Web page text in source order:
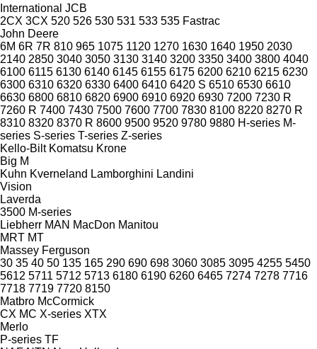
International JCB
2CX 3CX 520 526 530 531 533 535 Fastrac
John Deere
6M 6R 7R 810 965 1075 1120 1270 1630 1640 1950 2030
2140 2850 3040 3050 3130 3140 3200 3350 3400 3800 4040
6100 6115 6130 6140 6145 6155 6175 6200 6210 6215 6230
6300 6310 6320 6330 6400 6410 6420 S 6510 6530 6610
6630 6800 6810 6820 6900 6910 6920 6930 7200 7230 R
7260 R 7400 7430 7500 7600 7700 7830 8100 8220 8270 R
8310 8320 8370 R 8600 9500 9520 9780 9880 H-series M-
series S-series T-series Z-series
Kello-Bilt Komatsu Krone
Big M
Kuhn Kverneland Lamborghini Landini
Vision
Laverda
3500 M-series
Liebherr MAN MacDon Manitou
MRT MT
Massey Ferguson
30 35 40 50 135 165 290 690 698 3060 3085 3095 4255 5450
5612 5711 5712 5713 6180 6190 6260 6465 7274 7278 7716
7718 7719 7720 8150
Matbro McCormick
CX MC X-series XTX
Merlo
P-series TF